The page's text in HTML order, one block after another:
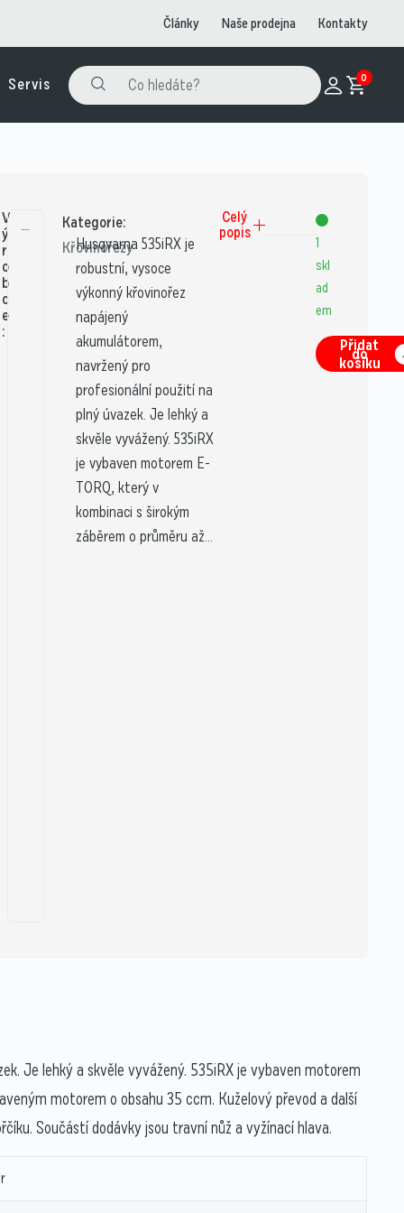
Články Naše prodejna Kontakty
Servis 0
V
ý
r
o
b
c
e
:
Kategorie:
Křovinořezy
Husqvarna 535iRX je
robustní, vysoce
výkonný křovinořez
napájený
akumulátorem,
navržený pro
profesionální použití na
plný úvazek. Je lehký a
skvěle vyvážený. 535iRX
je vybaven motorem E-
TORQ, který v
kombinaci s širokým
záběrem o průměru až...
Celý
popis
1
skl
ad
em
Přidat
do
košíku
Je lehký a skvěle vyvážený. 535iRX je vybaven motorem
motorem o obsahu 35 ccm. Kuželový převod a další
Součástí dodávky jsou travní nůž a vyžínací hlava.